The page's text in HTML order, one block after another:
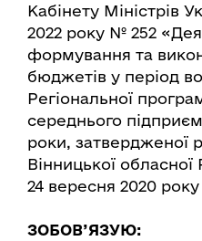
Кабінету Міністрів
2022 року № 252
формування та
бюджетів у період
Регіональної
середнього
роки, затвердженої
Вінницької
24 вересня 2020
ЗОБОВ’ЯЗУЮ: